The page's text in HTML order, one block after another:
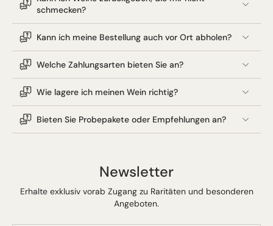
schmecken?
Kann ich meine Bestellung auch vor Ort abholen?
Welche Zahlungsarten bieten Sie an?
Wie lagere ich meinen Wein richtig?
Bieten Sie Probepakete oder Empfehlungen an?
Newsletter
Erhalte exklusiv vorab Zugang zu Raritäten und besonderen
Angeboten.